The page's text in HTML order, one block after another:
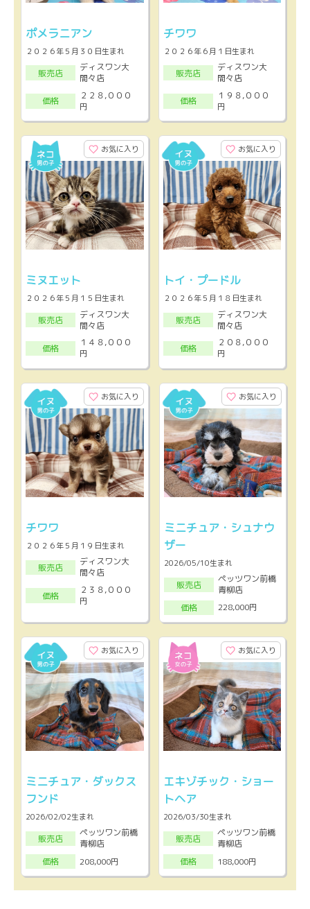
ポメラニアン
２０２６年５月３０日生まれ
販売店
ディスワン大
間々店
価格
２２８,０００
円
チワワ
２０２６年６月１日生まれ
販売店
ディスワン大
間々店
価格
１９８,０００
円
お気に入り
ミヌエット
２０２６年５月１５日生まれ
販売店
ディスワン大
間々店
価格
１４８,０００
円
お気に入り
トイ・プードル
２０２６年５月１８日生まれ
販売店
ディスワン大
間々店
価格
２０８,０００
円
お気に入り
チワワ
２０２６年５月１９日生まれ
販売店
ディスワン大
間々店
価格
２３８,０００
円
お気に入り
ミニチュア・シュナウ
ザー
2026/05/10生まれ
販売店
ペッツワン前橋
青柳店
価格
228,000円
お気に入り
ミニチュア・ダックス
フンド
2026/02/02生まれ
販売店
ペッツワン前橋
青柳店
価格
208,000円
お気に入り
エキゾチック・ショー
トヘア
2026/03/30生まれ
販売店
ペッツワン前橋
青柳店
価格
188,000円